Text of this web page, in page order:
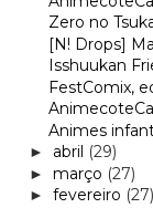
Zero no
[N! Drops]
Isshuukan
FestComix,
Animes
► abril (29)
► março (27)
► fevereiro (27)